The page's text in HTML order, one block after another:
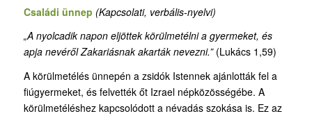
Családi ünnep (Kapcsolati, verbális-nyelvi)
„A nyolcadik napon eljöttek körülmetélni a gyermeket, és
apja nevéről Zakariásnak akarták nevezni.”(Lukács 1,59)
A körülmetélés ünnepén a zsidók Istennek ajánlották fel a
fiúgyermeket, és felvették őt Izrael népközösségébe. A
körülmetéléshez kapcsolódott a névadás szokása is. Ez az